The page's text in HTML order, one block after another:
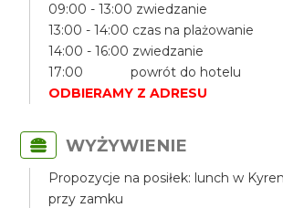
09:00 - 13:00 zwiedzanie
13:00 - 14:00 czas na plażowanie
14:00 - 16:00 zwiedzanie
17:00 powrót do hotelu
ODBIERAMY Z ADRESU
WYŻYWIENIE
Propozycje na posiłek: lunch w
przy zamku